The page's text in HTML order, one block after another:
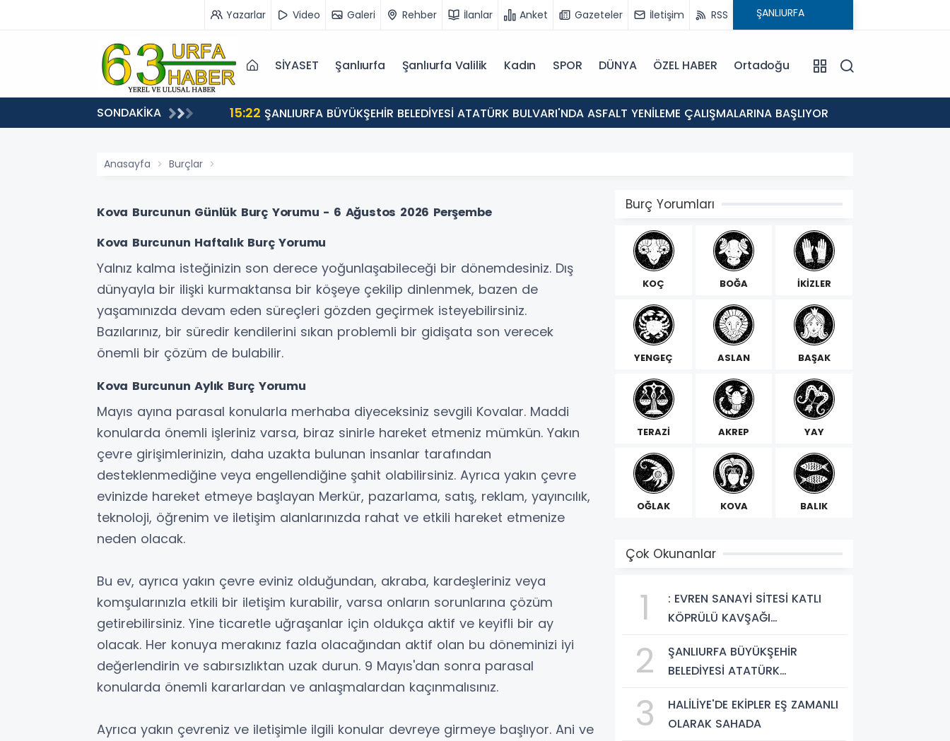
Yazarlar Video Galeri Rehber İlanlar Anket Gazeteler İletişim RSS
SİYASET Şanlıurfa Şanlıurfa Valilik Kadın SPOR DÜNYA ÖZEL HABER Ortadoğu
SONDAKİKA
BAŞLADI 15:22 ŞANLIURFA BÜYÜKŞEHİR BELEDİYESİ ATATÜRK BULVARI'NDA ASFALT YENİLEME ÇALIŞMALARINA BAŞLIYOR
Anasayfa Burçlar
Kova Burcunun Günlük Burç Yorumu - 6 Ağustos 2026 Perşembe
Kova Burcunun Haftalık Burç Yorumu
Yalnız kalma isteğinizin son derece yoğunlaşabileceği bir dönemdesiniz. Dış
dünyayla bir ilişki kurmaktansa bir köşeye çekilip dinlenmek, bazen de
yaşamınızda devam eden süreçleri gözden geçirmek isteyebilirsiniz.
Bazılarınız, bir süredir kendilerini sıkan problemli bir gidişata son verecek
önemli bir çözüm de bulabilir.
Kova Burcunun Aylık Burç Yorumu
Mayıs ayına parasal konularla merhaba diyeceksiniz sevgili Kovalar. Maddi
konularda önemli işleriniz varsa, biraz sinirle hareket etmeniz mümkün. Yakın
çevre girişimlerinizin, daha uzakta bulunan insanlar tarafından
desteklenmediğine veya engellendiğine şahit olabilirsiniz. Ayrıca yakın çevre
evinizde hareket etmeye başlayan Merkür, pazarlama, satış, reklam, yayıncılık,
teknoloji, öğrenim ve iletişim alanlarınızda rahat ve etkili hareket etmenize
neden olacak.
Bu ev, ayrıca yakın çevre eviniz olduğundan, akraba, kardeşleriniz veya
komşularınızla etkili bir iletişim kurabilir, varsa onların sorunlarına çözüm
getirebilirsiniz. Yine ticaretle uğraşanlar için oldukça aktif ve keyifli bir ay
olacak. Her konuya merakınız fazla olacağından aktif olan bu döneminizi iyi
değerlendirin ve sabırsızlıktan uzak durun. 9 Mayıs'dan sonra parasal
konularda önemli kararlardan ve anlaşmalardan kaçınmalısınız.
Ayrıca yakın çevreniz ve iletişimle ilgili konular devreye girmeye başlıyor. Ani ve
Burç Yorumları
KOÇ BOĞA İKİZLER
YENGEÇ ASLAN BAŞAK
TERAZİ AKREP YAY
OĞLAK KOVA BALIK
Çok Okunanlar
1
: EVREN SANAYİ SİTESİ KATLI
KÖPRÜLÜ KAVŞAĞI
BAŞLADI
2
ŞANLIURFA BÜYÜKŞEHİR
BELEDİYESİ ATATÜRK
ÇALIŞMALARINA BAŞLIYOR
3
HALİLİYE'DE EKİPLER EŞ ZAMANLI
OLARAK SAHADA